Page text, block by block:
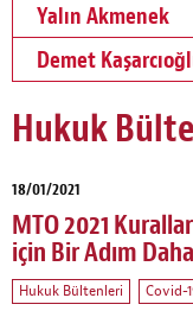
Yalın Akmenek
Demet
Hukuk
18/01/2021
MTO 2021
için Bir Adım Daha
Hukuk Bültenleri Covid-